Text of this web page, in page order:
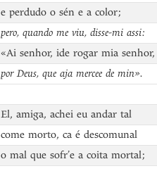
e perdudo o sén e a color;
pero, quando me viu, disse-mi assi:
«Ai senhor, ide rogar mia senhor,
por Deus, que aja mercee de min».
El, amiga, achei eu andar tal
come morto, ca é descomunal
o mal que sofr’e a coita mortal;